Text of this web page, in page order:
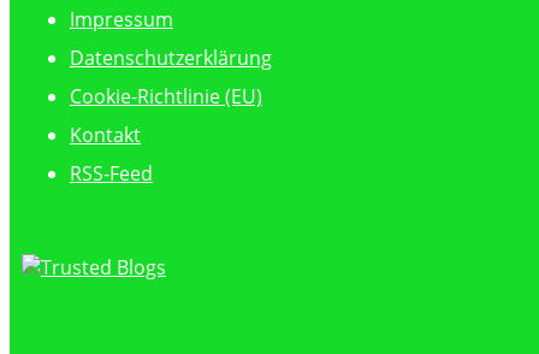
Impressum
Datenschutzerklärung
Cookie-Richtlinie (EU)
Kontakt
RSS-Feed